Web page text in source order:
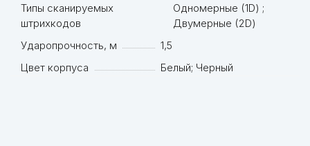
Типы сканируемых
штрихкодов
Одномерные (1D) ;
Двумерные (2D)
Ударопрочность, м
1,5
Цвет корпуса
Белый; Черный